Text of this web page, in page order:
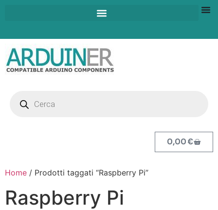
0,00€
Home / Prodotti taggati “Raspberry Pi”
Raspberry Pi